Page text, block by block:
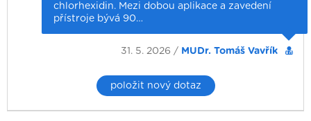
chlorhexidin. Mezi dobou aplikace a zavedení
přístroje bývá 90…
31. 5. 2026 / MUDr. Tomáš Vavřík
položit nový dotaz